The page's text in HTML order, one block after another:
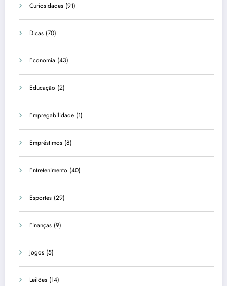
Curiosidades (91)
Dicas (70)
Economia (43)
Educação (2)
Empregabilidade (1)
Empréstimos (8)
Entretenimento (40)
Esportes (29)
Finanças (9)
Jogos (5)
Leilões (14)